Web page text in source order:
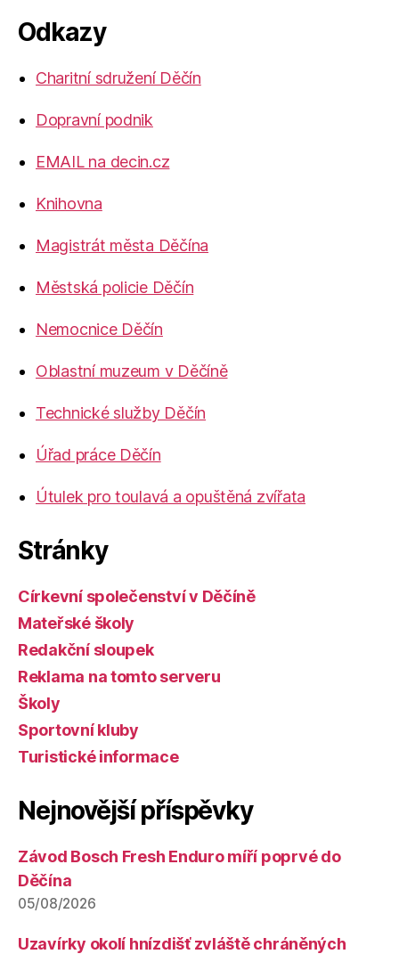
Odkazy
Charitní sdružení Děčín
Dopravní podnik
EMAIL na decin.cz
Knihovna
Magistrát města Děčína
Městská policie Děčín
Nemocnice Děčín
Oblastní muzeum v Děčíně
Technické služby Děčín
Úřad práce Děčín
Útulek pro toulavá a opuštěná zvířata
Stránky
Církevní společenství v Děčíně
Mateřské školy
Redakční sloupek
Reklama na tomto serveru
Školy
Sportovní kluby
Turistické informace
Nejnovější příspěvky
Závod Bosch Fresh Enduro míří poprvé do
Děčína
05/08/2026
Uzavírky okolí hnízdišť zvláště chráněných